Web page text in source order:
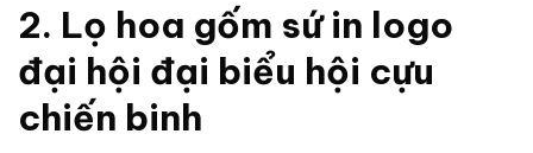
2. Lọ hoa gốm sứ in logo
đại hội đại biểu hội cựu
chiến binh